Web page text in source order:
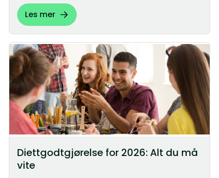
Les mer
Diettgodtgjørelse for 2026: Alt du må
vite